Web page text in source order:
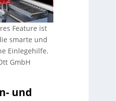
Feature ist
smarte und
Einlegehilfe.
GmbH
und